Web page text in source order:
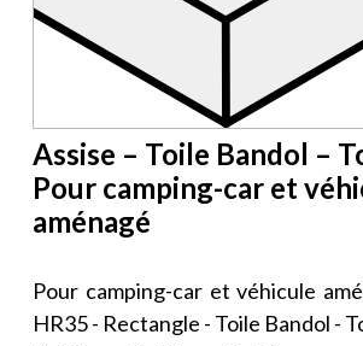
Assise – Toile Bandol –
Pour camping-car et
aménagé
Pour camping-car et véhicule
HR35 - Rectangle - Toile Bandol -